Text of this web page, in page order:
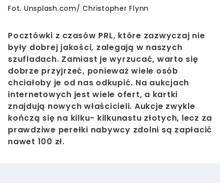
Fot. Unsplash.com/ Christopher Flynn
Pocztówki z czasów PRL, które zazwyczaj nie
były dobrej jakości, zalegają w naszych
szufladach. Zamiast je wyrzucać, warto się
dobrze przyjrzeć, ponieważ wiele osób
chciałoby je od nas odkupić. Na aukcjach
internetowych jest wiele ofert, a kartki
znajdują nowych właścicieli. Aukcje zwykle
kończą się na kilku- kilkunastu złotych, lecz za
prawdziwe perełki nabywcy zdolni są zapłacić
nawet 100 zł.